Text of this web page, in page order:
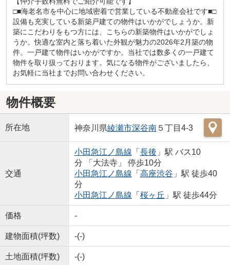
□■海老名市を中心に地域密着で営業している不動産会社です■□
設備も充実している新築戸建ての物件はいかがでしょうか。新
築にこだわりをもつ方には、こちらの新築物件はいかがでしょ
うか。快適な室内と落ち着いた外観が魅力の2026年2月築の物
件。一戸建て物件はいかがですか。当社では数多くの一戸建て
物件を取り扱っております。気になる物件がございましたら、
お気軽に当社までお問い合わせください。
物件概要
所在地 神奈川県綾瀬市深谷南５丁目4-3
交通
小田急江ノ島線 「 長後 」駅 バス10
分 「大法寺」 停歩10分
小田急江ノ島線 「 高座渋谷 」駅 徒歩40
分
小田急江ノ島線 「 桜ヶ丘 」駅 徒歩44分
価格 -
建物面積(坪数) -(-)
土地面積(坪数) -(-)